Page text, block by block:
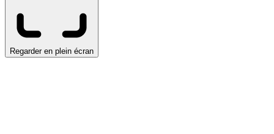
Regarder en plein écran